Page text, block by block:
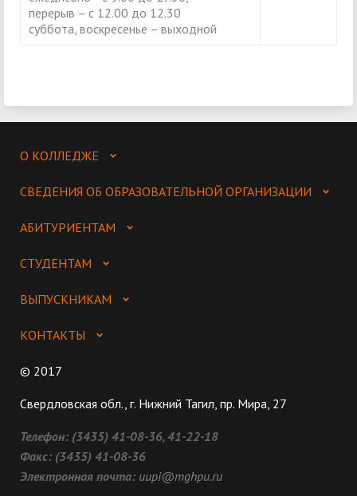
перерыв – с 12.00 до 12.30
суббота, воскресенье – выходной
О КОЛЛЕДЖЕ
СВЕДЕНИЯ ОБ ОБРАЗОВАТЕЛЬНОЙ ОРГАНИЗАЦИИ
АБИТУРИЕНТАМ
СТУДЕНТАМ
ВЫПУСКНИКАМ
КОНТАКТЫ
© 2017
Свердловская обл., г. Нижний Тагил, пр. Мира, 27
Телефон: (3435) 41-08-36, 41-22-18
Факс: (3435) 41-08-36
Электронная почта: uupi@mghpu.ru